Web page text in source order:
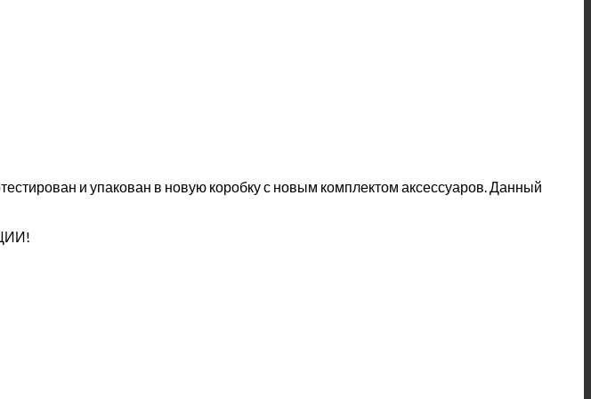
и упакован в новую коробку с новым комплектом аксессуаров. Данный